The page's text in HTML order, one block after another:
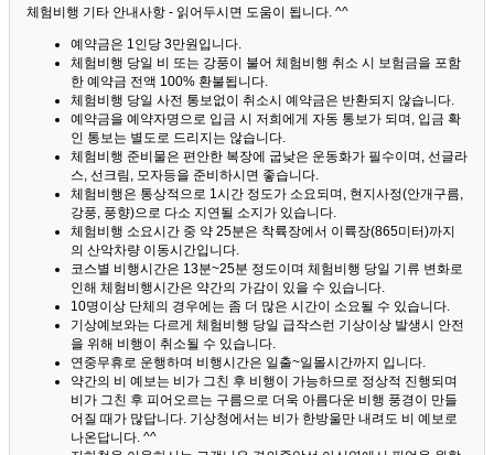
체험비행 기타 안내사항 - 읽어두시면 도움이 됩니다. ^^
예약금은 1인당 3만원입니다.
체험비행 당일 비 또는 강풍이 불어 체험비행 취소 시 보험금을 포함
한 예약금 전액 100% 환불됩니다.
체험비행 당일 사전 통보없이 취소시 예약금은 반환되지 않습니다.
예약금을 예약자명으로 입금 시 저희에게 자동 통보가 되며, 입금 확
인 통보는 별도로 드리지는 않습니다.
체험비행 준비물은 편안한 복장에 굽낮은 운동화가 필수이며, 선글라
스, 선크림, 모자등을 준비하시면 좋습니다.
체험비행은 통상적으로 1시간 정도가 소요되며, 현지사정(안개구름,
강풍, 풍향)으로 다소 지연될 소지가 있습니다.
체험비행 소요시간 중 약 25분은 착륙장에서 이륙장(865미터)까지
의 산악차량 이동시간입니다.
코스별 비행시간은 13분~25분 정도이며 체험비행 당일 기류 변화로
인해 체험비행시간은 약간의 가감이 있을 수 있습니다.
10명이상 단체의 경우에는 좀 더 많은 시간이 소요될 수 있습니다.
기상예보와는 다르게 체험비행 당일 급작스런 기상이상 발생시 안전
을 위해 비행이 취소될 수 있습니다.
연중무휴로 운행하며 비행시간은 일출~일몰시간까지 입니다.
약간의 비 예보는 비가 그친 후 비행이 가능하므로 정상적 진행되며
비가 그친 후 피어오르는 구름으로 더욱 아름다운 비행 풍경이 만들
어질 때가 많답니다. 기상청에서는 비가 한방울만 내려도 비 예보로
나온답니다. ^^